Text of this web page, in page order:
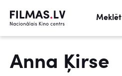
Meklēt
Anna Ķirse